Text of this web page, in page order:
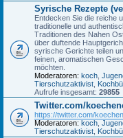
Syrische Rezepte
Entdecken Sie die reiche
traditionelle und
Traditionen des Nahen
über duftende
syrische Gerichte teilen
feinen, aromatischen
möchten.
Moderatoren: koch
Tierschutzaktivist
Aufrufe insgesamt: 29855
Twitter.com/
https://twitter.com/
Moderatoren: koch
Tierschutzaktivist